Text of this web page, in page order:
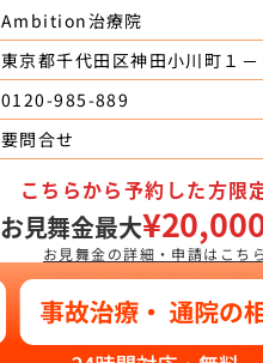
Ambition治療院
東京都千代田区神田小川町１－
0120-985-889
要問合せ
こちらから予約した方限
お見舞金最大
お見舞金の詳細・申請はこち